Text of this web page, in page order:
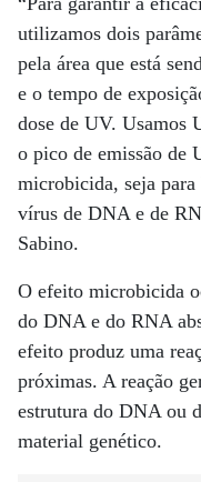
utilizamos dois
pela área que está
e o tempo de
dose de UV. Usamos
o pico de emissão de
microbicida, seja para
vírus de DNA e de
Sabino.
O efeito microbicida
do DNA e do RNA
efeito produz uma
próximas. A reação
estrutura do DNA ou
material genético.